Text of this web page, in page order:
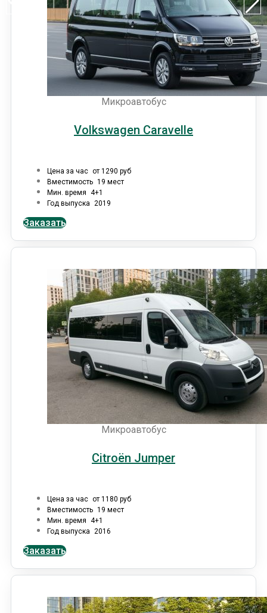
Микроавтобус
Volkswagen Caravelle
Цена за час от 1290 руб
Вместимость 19 мест
Мин. время 4+1
Год выпуска 2019
Заказать
Микроавтобус
Citroën Jumper
Цена за час от 1180 руб
Вместимость 19 мест
Мин. время 4+1
Год выпуска 2016
Заказать